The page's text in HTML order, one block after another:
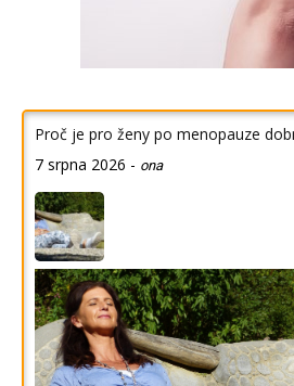
Proč je pro ženy po menopauze
7 srpna 2026 - ona